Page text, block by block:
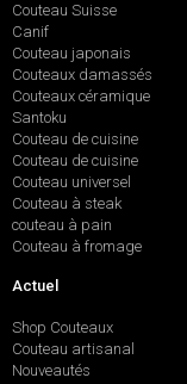
Couteau Suisse
Canif
Couteau japonais
Couteaux damassés
Couteaux céramique
Santoku
Couteau de cuisine
Couteau de cuisine
Couteau universel
Couteau à steak
couteau à pain
Couteau à fromage
Actuel
Shop Couteaux
Couteau artisanal
Nouveautés